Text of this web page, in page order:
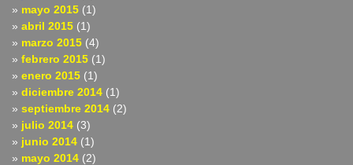
mayo 2015 (1)
abril 2015 (1)
marzo 2015 (4)
febrero 2015 (1)
enero 2015 (1)
diciembre 2014 (1)
septiembre 2014 (2)
julio 2014 (3)
junio 2014 (1)
mayo 2014 (2)